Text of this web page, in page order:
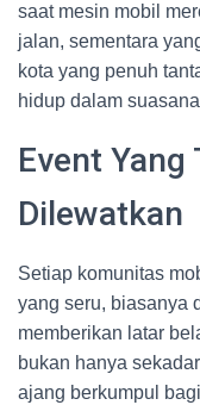
saat mesin mobil
jalan, sementara
kota yang penuh
hidup dalam
Event Yang
Dilewatkan
Setiap komunitas
yang seru, biasanya
memberikan latar
bukan hanya
ajang berkumpul